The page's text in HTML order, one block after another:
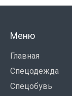
Меню
Главная
Спецодежда
Спецобувь